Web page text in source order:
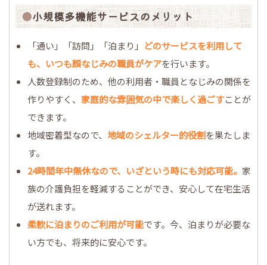
小規模多機能サービスのメリット
「通い」「訪問」「泊まり」 どのサービスを利用して
も、いつも顔なじみの職員がケアを行います。
人数登録制のため、他の利用者・職員となじみの関係を
作りやすく、 家庭的な雰囲気の中で楽しく過ごすことが
できます。
地域密着型なので、 地域のシェルター的役割を果たしま
す。
24時間年中無休なので、いざという時にも対応可能。 家
族の介護負担を軽減することができ、安心して在宅生活
が送れます。
柔軟に泊まりのご利用が可能です。今、泊まりが必要な
い方でも、将来的に安心です。